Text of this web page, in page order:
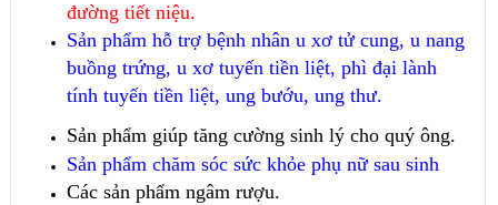
đường tiết niệu.
Sản phẩm hỗ trợ bệnh nhân u xơ tử cung, u nang
buồng trứng, u xơ tuyến tiền liệt, phì đại lành
tính tuyến tiền liệt, ung bướu, ung thư.
Sản phẩm giúp tăng cường sinh lý cho quý ông.
Sản phẩm chăm sóc sức khỏe phụ nữ sau sinh
Các sản phẩm ngâm rượu.